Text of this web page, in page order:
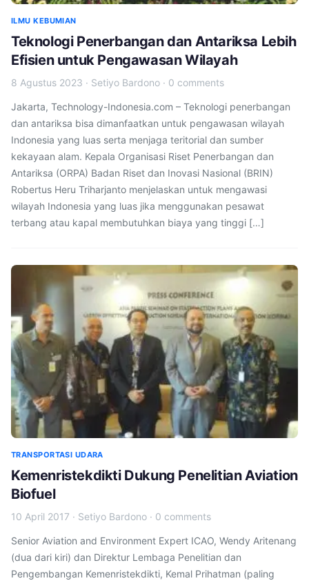
ILMU KEBUMIAN
Teknologi Penerbangan dan Antariksa Lebih
Efisien untuk Pengawasan Wilayah
8 Agustus 2023 · Setiyo Bardono · 0 comments
Jakarta, Technology-Indonesia.com – Teknologi penerbangan
dan antariksa bisa dimanfaatkan untuk pengawasan wilayah
Indonesia yang luas serta menjaga teritorial dan sumber
kekayaan alam. Kepala Organisasi Riset Penerbangan dan
Antariksa (ORPA) Badan Riset dan Inovasi Nasional (BRIN)
Robertus Heru Triharjanto menjelaskan untuk mengawasi
wilayah Indonesia yang luas jika menggunakan pesawat
terbang atau kapal membutuhkan biaya yang tinggi […]
TRANSPORTASI UDARA
Kemenristekdikti Dukung Penelitian Aviation
Biofuel
10 April 2017 · Setiyo Bardono · 0 comments
Senior Aviation and Environment Expert ICAO, Wendy Aritenang
(dua dari kiri) dan Direktur Lembaga Penelitian dan
Pengembangan Kemenristekdikti, Kemal Prihatman (paling